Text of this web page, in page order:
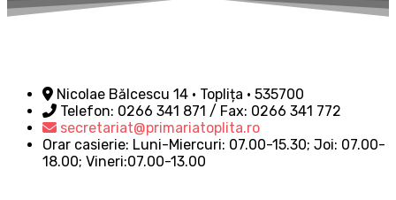
Nicolae Bălcescu 14 • Toplița • 535700
Telefon: 0266 341 871 / Fax: 0266 341 772
secretariat@primariatoplita.ro
Orar casierie: Luni-Miercuri: 07.00-15.30; Joi: 07.00-
18.00; Vineri:07.00-13.00